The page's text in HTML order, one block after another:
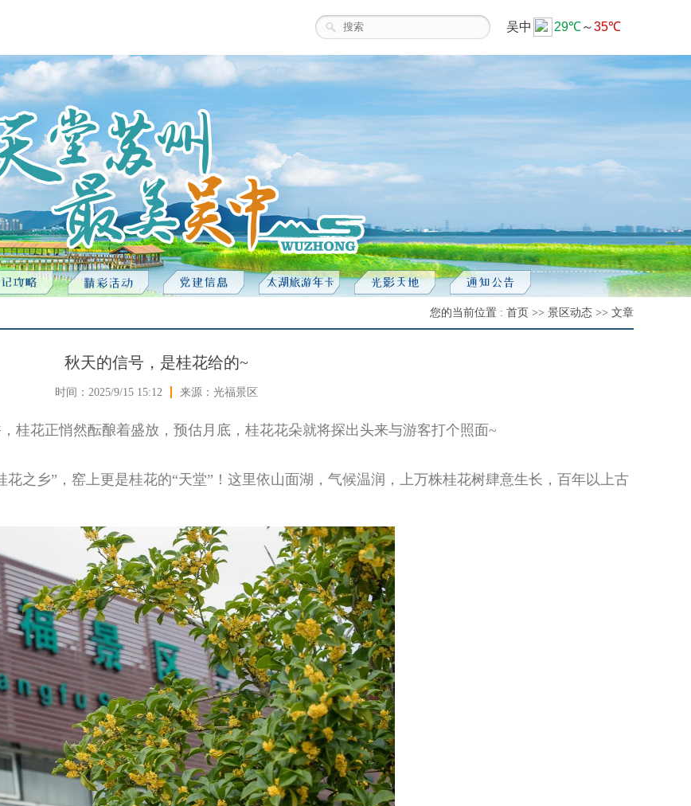
您的当前位置 : 首页 >> 景区动态 >> 文章
秋天的信号，是桂花给的~
时间：2025/9/15 15:12 来源：光福景区
桂花正悄然酝酿着盛放，预估月底，桂花花朵就将探出头来与游客打个照面~
之乡”，窑上更是桂花的“天堂”！这里依山面湖，气候温润，上万株桂花树肆意生长，百年以上古